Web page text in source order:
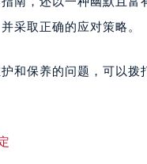
采取正确的应对策略。
和保养的问题，可以拨